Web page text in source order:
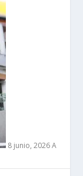
8 junio, 2026 A